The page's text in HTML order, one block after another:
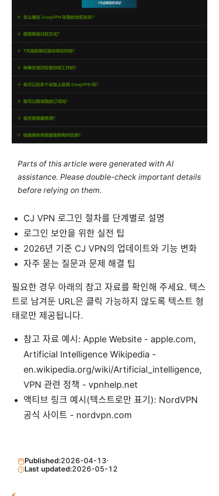
Parts of this article were generated with AI
assistance. Please double-check important details
before relying on them.
CJ VPN 로그인 절차를 단계별로 설명
로그인 보안을 위한 실전 팁
2026년 기준 CJ VPN의 업데이트와 기능 변화
자주 묻는 질문과 문제 해결 팁
필요한 경우 아래의 참고 자료를 확인해 주세요. 텍스
트로 남겨둔 URL은 클릭 가능하지 않도록 텍스트 형
태로만 제공됩니다.
참고 자료 예시: Apple Website - apple.com,
Artificial Intelligence Wikipedia -
en.wikipedia.org/wiki/Artificial_intelligence,
VPN 관련 정책 - vpnhelp.net
액티브 링크 예시(텍스트로만 표기): NordVPN
공식 사이트 - nordvpn.com
Published:2026-04-13·
Last updated:2026-05-12